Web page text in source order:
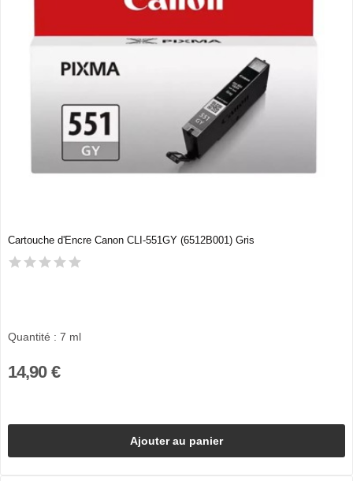
Cartouche d'Encre Canon CLI-551GY (6512B001) Gris
Quantité : 7 ml
14,90 €
Ajouter au panier